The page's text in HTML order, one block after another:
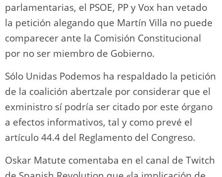
parlamentarias, el PSOE, PP y Vox han vetado
la petición alegando que Martín Villa no puede
comparecer ante la Comisión Constitucional
por no ser miembro de Gobierno.
Sólo Unidas Podemos ha respaldado la petición
de la coalición abertzale por considerar que el
exministro sí podría ser citado por este órgano
a efectos informativos, tal y como prevé el
artículo 44.4 del Reglamento del Congreso.
Oskar Matute comentaba en el canal de Twitch